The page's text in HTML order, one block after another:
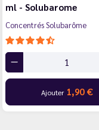
ml - Solubarome
Concentrés Solubarôme
Ajouter 1,90 €